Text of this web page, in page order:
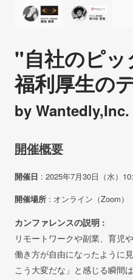
"自社のピ
福利厚生の
by Wantedly,Inc.
開催概要
開催日 : 2025年7月30日（水）
開催場所 : オンライン（Zoom）
カンファレンスの説明 :
リモートワークや副業、育
働き方が自由になったように
こう大変だな」と感じる瞬間